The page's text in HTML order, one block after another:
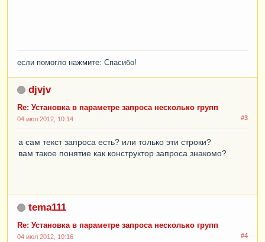
если помогло нажмите: Спасибо!
djvjv
Re: Установка в параметре запроса несколько групп
#3
04 июл 2012, 10:14
а сам текст запроса есть? или только эти строки?
вам такое понятие как конструктор запроса знакомо?
tema111
Re: Установка в параметре запроса несколько групп
#4
04 июл 2012, 10:16